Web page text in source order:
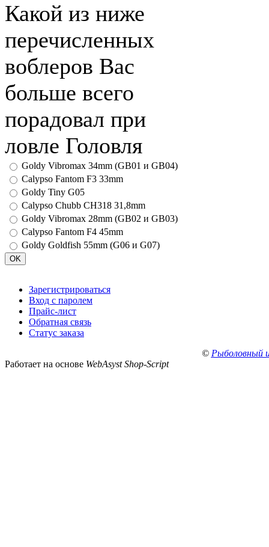
Какой из ниже
перечисленных
воблеров Вас
больше всего
порадовал при
ловле Головля
Goldy Vibromax 34mm (GB01 и GB04)
Calypso Fantom F3 33mm
Goldy Tiny G05
Calypso Chubb CH318 31,8mm
Goldy Vibromax 28mm (GB02 и GB03)
Calypso Fantom F4 45mm
Goldy Goldfish 55mm (G06 и G07)
Зарегистрироваться
Вход с паролем
Прайс-лист
Обратная связь
Статус заказа
© Рыболовный
Работает на основе WebAsyst Shop-Script